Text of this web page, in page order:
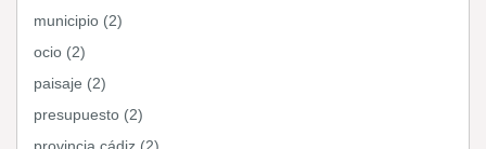
municipio (2)
ocio (2)
paisaje (2)
presupuesto (2)